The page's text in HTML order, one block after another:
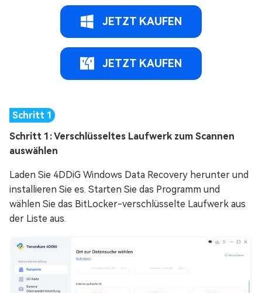
JETZT KAUFEN
JETZT KAUFEN
Schritt 1: Verschlüsseltes Laufwerk zum Scannen
auswählen
Laden Sie 4DDiG Windows Data Recovery herunter und
installieren Sie es. Starten Sie das Programm und
wählen Sie das BitLocker-verschlüsselte Laufwerk aus
der Liste aus.